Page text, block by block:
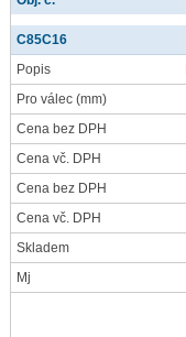
C85C16
Popis
Pro válec (mm)
Cena bez DPH
Cena vč. DPH
Cena bez DPH
Cena vč. DPH
Skladem
Mj